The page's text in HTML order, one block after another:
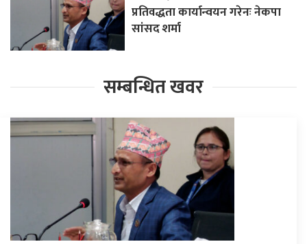
प्रतिवद्धता कार्यान्वयन गरेनः नेकपा
सांसद शर्मा
सम्बन्धित खवर